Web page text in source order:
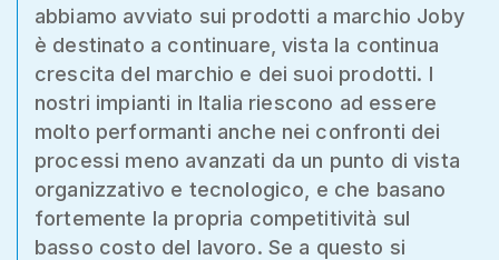
abbiamo avviato sui prodotti a marchio Joby
è destinato a continuare, vista la continua
crescita del marchio e dei suoi prodotti. I
nostri impianti in Italia riescono ad essere
molto performanti anche nei confronti dei
processi meno avanzati da un punto di vista
organizzativo e tecnologico, e che basano
fortemente la propria competitività sul
basso costo del lavoro. Se a questo si